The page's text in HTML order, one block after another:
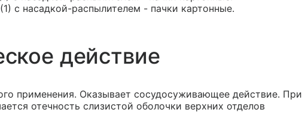
с насадкой-распылителем - пачки картонные.
действие
применения. Оказывает сосудосуживающее действие. При
отечность слизистой оболочки верхних отделов